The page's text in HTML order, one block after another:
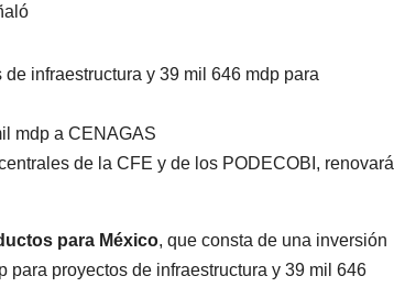
infraestructura y 39 mil 646 mdp para
mdp a CENAGAS
de la CFE y de los PODECOBI, renovará
para México, que consta de una inversión
proyectos de infraestructura y 39 mil 646